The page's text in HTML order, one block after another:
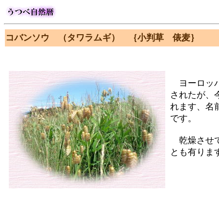
コバンソウ （タワラムギ） ｛小判草
ヨーロッ
されたが、
れます、名
です。
乾燥させ
とも有りま